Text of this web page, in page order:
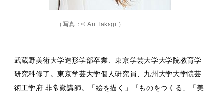
（写真：© Ari Takagi ）
武蔵野美術大学造形学部卒業、東京学芸大学大学院教育学
研究科修了。東京学芸大学個人研究員、九州大学大学院芸
術工学府 非常勤講師。「絵を描く」「ものをつくる」「美